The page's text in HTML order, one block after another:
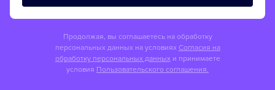
Продолжая, вы соглашаетесь на обработку
персональных данных на условиях Согласия на
обработку персональных данных и принимаете
условия Пользовательского соглашения.